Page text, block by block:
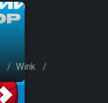
/ Wink /